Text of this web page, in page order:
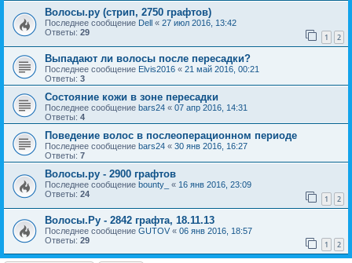
Волосы.ру (стрип, 2750 графтов)
Последнее сообщение Dell « 27 июл 2016, 13:42
Ответы: 29 1 2
Выпадают ли волосы после пересадки?
Последнее сообщение Elvis2016 « 21 май 2016, 00:21
Ответы: 3
Состояние кожи в зоне пересадки
Последнее сообщение bars24 « 07 апр 2016, 14:31
Ответы: 4
Поведение волос в послеоперационном периоде
Последнее сообщение bars24 « 30 янв 2016, 16:27
Ответы: 7
Волосы.ру - 2900 графтов
Последнее сообщение bounty_ « 16 янв 2016, 23:09
Ответы: 24 1 2
Волосы.Ру - 2842 графта, 18.11.13
Последнее сообщение GUTOV « 06 янв 2016, 18:57
Ответы: 29 1 2